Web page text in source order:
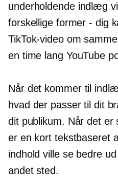
underholdende indlæg
forskellige former - dig
TikTok-video om
en time lang YouTube
Når det kommer til
hvad der passer til dit
dit publikum. Når det er
er en kort tekstbaseret
indhold ville se bedre
andet sted.